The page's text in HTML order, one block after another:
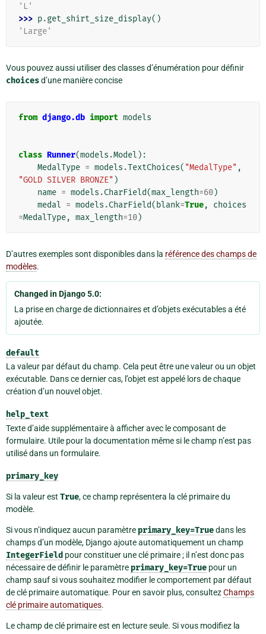
'L'
>>> p.get_shirt_size_display()
'Large'
Vous pouvez aussi utiliser des classes d’énumération pour définir
choicesd’une manière concise
from django.db import models
class Runner(models .Model ):
MedalType = models .TextChoices( "MedalType" ,
"GOLD SILVER BRONZE" )
name = models .CharField(max_length=60)
medal = models .CharField(blank=True,
choices
=MedalType, max_length=10)
D’autres exemples sont disponibles dans la référence des champs de
modèles.
Changed in Django 5.0:
La prise en charge de dictionnaires et d’objets exécutables a été
ajoutée.
default
La valeur par défaut du champ. Cela peut être une valeur ou un objet
exécutable. Dans ce dernier cas, l’objet est appelé lors de chaque
création d’un nouvel objet.
help_text
Texte d’aide supplémentaire à afficher avec le composant de
formulaire. Utile pour la documentation même si le champ n’est pas
utilisé dans un formulaire.
primary_key
Si la valeur est True, ce champ représentera la clé primaire du
modèle.
Si vous n’indiquez aucun paramètre primary_key=Truedans les
champs d’un modèle, Django ajoute automatiquement un champ
IntegerField pour constituer une clé primaire ; il n’est donc pas
nécessaire de définir le paramètre primary_key=True pour un
champ sauf si vous souhaitez modifier le comportement par défaut
de clé primaire automatique. Pour en savoir plus, consultezChamps
clé primaire automatiques.
Le champ de clé primaire est en lecture seule. Si vous modifiez la